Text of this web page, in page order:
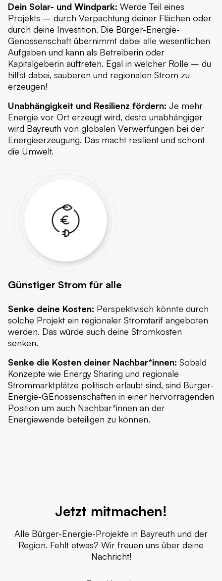
Dein Solar- und Windpark: Werde Teil eines
Projekts – durch Verpachtung deiner Flächen oder
durch deine Investition. Die Bürger-Energie-
Genossenschaft übernimmt dabei alle wesentlichen
Aufgaben und kann als Betreiberin oder
Kapitalgeberin auftreten. Egal in welcher Rolle – du
hilfst dabei, sauberen und regionalen Strom zu
erzeugen!
Unabhängigkeit und Resilienz fördern: Je mehr
Energie vor Ort erzeugt wird, desto unabhängiger
wird Bayreuth von globalen Verwerfungen bei der
Energieerzeugung. Das macht resilient und schont
die Umwelt.
Günstiger Strom für alle
Senke deine Kosten: Perspektivisch könnte durch
solche Projekt ein regionaler Stromtarif angeboten
werden. Das würde auch deine Stromkosten
senken.
Senke die Kosten deiner Nachbar*innen: Sobald
Konzepte wie Energy Sharing und regionale
Strommarktplätze politisch erlaubt sind, sind Bürger-
Energie-GEnossenschaften in einer hervorragenden
Position um auch Nachbar*innen an der
Energiewende beteiligen zu können.
Jetzt mitmachen!
Alle Bürger-Energie-Projekte in Bayreuth und der
Region. Fehlt etwas? Wir freuen uns über deine
Nachricht!